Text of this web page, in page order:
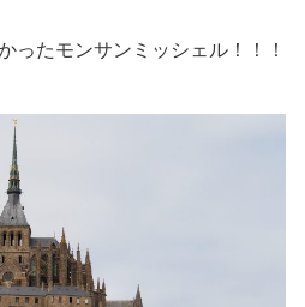
ったモンサンミッシェル！！！